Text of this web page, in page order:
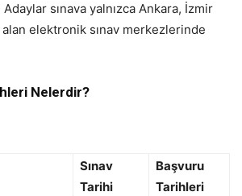
sınava yalnızca Ankara, İzmir
alan elektronik sınav merkezlerinde
Nelerdir?
Sınav
Tarihi
Başvuru
Tarihleri